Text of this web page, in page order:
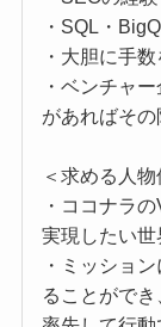
・SQL・
・大胆に手
・ベンチャ
があればその
＜求める人物
・ココナラ
実現したい
・ミッショ
ることができ